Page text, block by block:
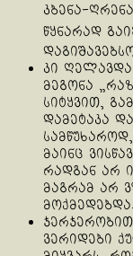
კბენა-
წყნარად
კი ღელავდა
მეგონა
სიტყვით,
დამეტაკა
მაინც
რადგან არ
მაგრამ არ
ვერიდები